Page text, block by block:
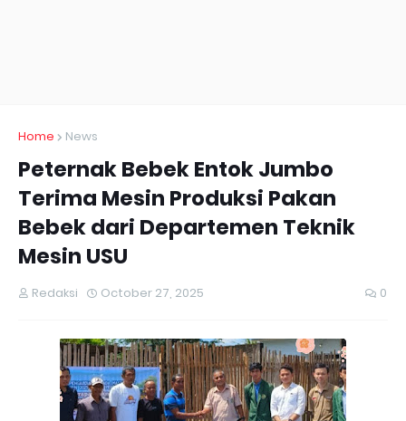
Home News
Peternak Bebek Entok Jumbo
Terima Mesin Produksi Pakan
Bebek dari Departemen Teknik
Mesin USU
Redaksi October 27, 2025 0